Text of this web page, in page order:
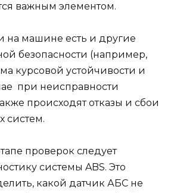
важным элементом.
на машине есть и другие
безопасности (например,
курсовой устойчивости и
при неисправности
происходят отказы и сбои
систем.
проверок следует
системы ABS. Это
какой датчик АБС не